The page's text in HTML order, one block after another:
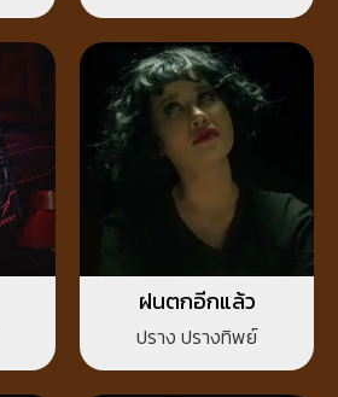
ฝนตกอีกแล้ว
ปราง ปรางทิพย์